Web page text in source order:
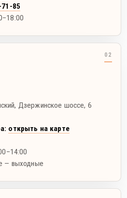
85
, Дзержинское шоссе, 6
открыть на карте
— выходные